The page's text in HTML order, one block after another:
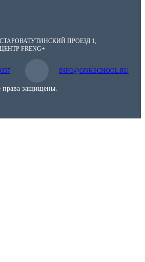
ПРОЕЗД 1,
FRENG+
INFO@ONKSCHOOL.RU
права защищены.